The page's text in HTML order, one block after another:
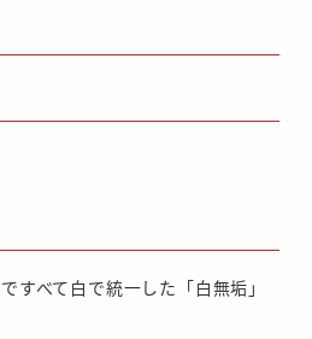
すべて白で統一した「白無垢」